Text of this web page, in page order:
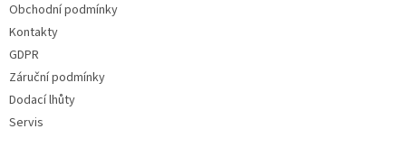
Obchodní podmínky
Kontakty
GDPR
Záruční podmínky
Dodací lhůty
Servis